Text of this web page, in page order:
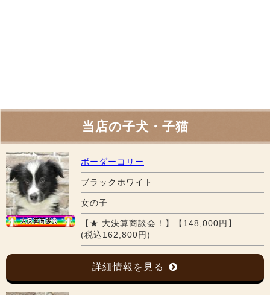
当店の子犬・子猫
ボーダーコリー
ブラックホワイト
女の子
【★ 大決算商談会！】【148,000円】
(税込162,800円)
詳細情報を見る